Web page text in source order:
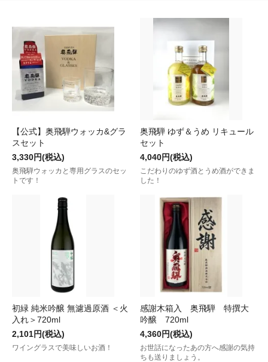
【公式】奥飛騨ウォッカ&グラ
スセット
3,330円(税込)
奥飛騨ウォッカと専用グラスのセッ
トです！
奥飛騨 ゆず＆うめ リキュール
セット
4,040円(税込)
こだわりのゆず酒とうめ酒ができま
した！
初緑 純米吟醸 無濾過原酒 ＜火
入れ＞720ml
2,101円(税込)
ワイングラスで美味しいお酒！
感謝木箱入 奥飛騨 特撰大
吟醸 720ml
4,360円(税込)
お世話になったあの方へ感謝の気持
ちも送りましょう。